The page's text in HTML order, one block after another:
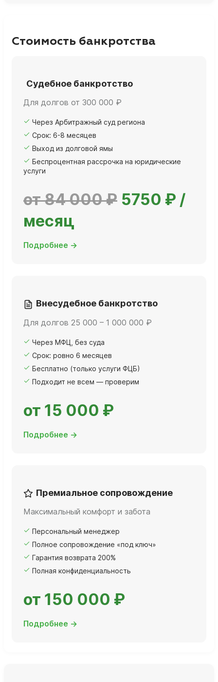
Стоимость банкротства
Судебное банкротство
Для долгов от 300 000 ₽
Через Арбитражный суд региона
Срок: 6-8 месяцев
Выход из долговой ямы
Беспроцентная рассрочка на юридические
услуги
от 84 000 ₽ 5750 ₽ /
месяц
Подробнее →
Внесудебное банкротство
Для долгов 25 000 – 1 000 000 ₽
Через МФЦ, без суда
Срок: ровно 6 месяцев
Бесплатно (только услуги ФЦБ)
Подходит не всем — проверим
от 15 000 ₽
Подробнее →
Премиальное сопровождение
Максимальный комфорт и забота
Персональный менеджер
Полное сопровождение «под ключ»
Гарантия возврата 200%
Полная конфиденциальность
от 150 000 ₽
Подробнее →